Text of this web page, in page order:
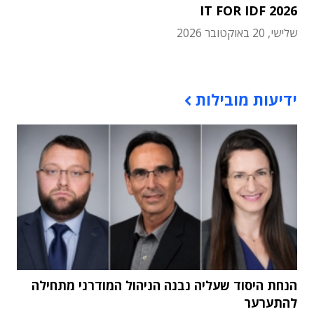
IT FOR IDF 2026
שלישי, 20 באוקטובר 2026
ידיעות מובילות
הנחת היסוד שעליה נבנה הניהול המודרני מתחילה
להתערער